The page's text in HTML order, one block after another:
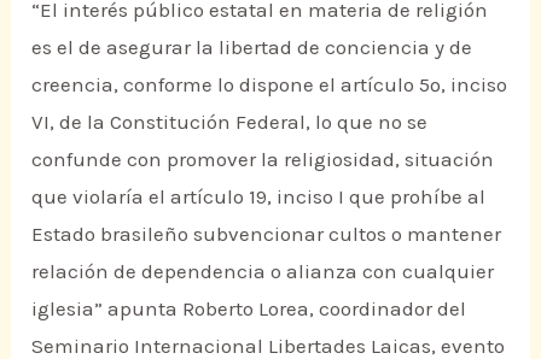
“El interés público estatal en materia de religión
es el de asegurar la libertad de conciencia y de
creencia, conforme lo dispone el artículo 5º, inciso
VI, de la Constitución Federal, lo que no se
confunde con promover la religiosidad, situación
que violaría el artículo 19, inciso I que prohíbe al
Estado brasileño subvencionar cultos o mantener
relación de dependencia o alianza con cualquier
iglesia” apunta Roberto Lorea, coordinador del
Seminario Internacional Libertades Laicas, evento